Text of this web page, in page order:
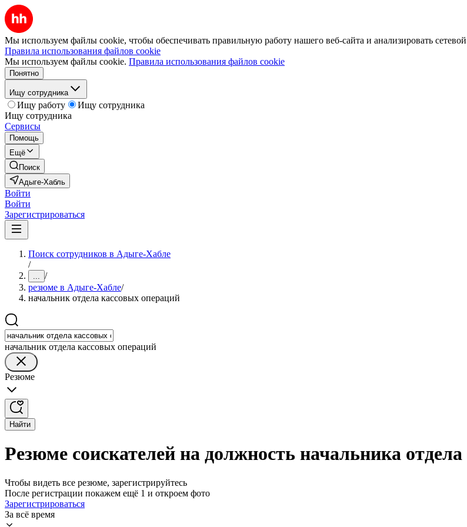
Мы используем файлы cookie, чтобы обеспечивать правильную работу нашего веб-сайта и анализировать
Правила использования файлов cookie
Мы используем файлы cookie. Правила использования файлов cookie
Понятно
Ищу сотрудника
Ищу работу
Ищу сотрудника
Ищу сотрудника
Сервисы
Помощь
Ещё
Поиск
Адыге-Хабль
Войти
Войти
Зарегистрироваться
Поиск сотрудников в Адыге-Хабле
/
... /
резюме в Адыге-Хабле/
начальник отдела кассовых операций
начальник отдела кассовых операций
Резюме
Найти
Резюме соискателей на должность начальника
Чтобы видеть все резюме, зарегистрируйтесь
После регистрации покажем ещё 1 и откроем фото
Зарегистрироваться
За всё время